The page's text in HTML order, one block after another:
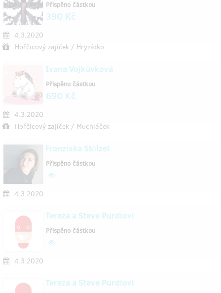
4.3.2020
Hořčicový zajíček / Hryzátko
Přispěno částkou
390 Kč
Ivana Vojkůvková
4.3.2020
Hořčicový zajíček / Muchláček
Přispěno částkou
690 Kč
Franziska Stölzel
4.3.2020
Přispěno částkou
Tereza a Steve Purdiovi
4.3.2020
Přispěno částkou
Tereza a Steve Purdiovi